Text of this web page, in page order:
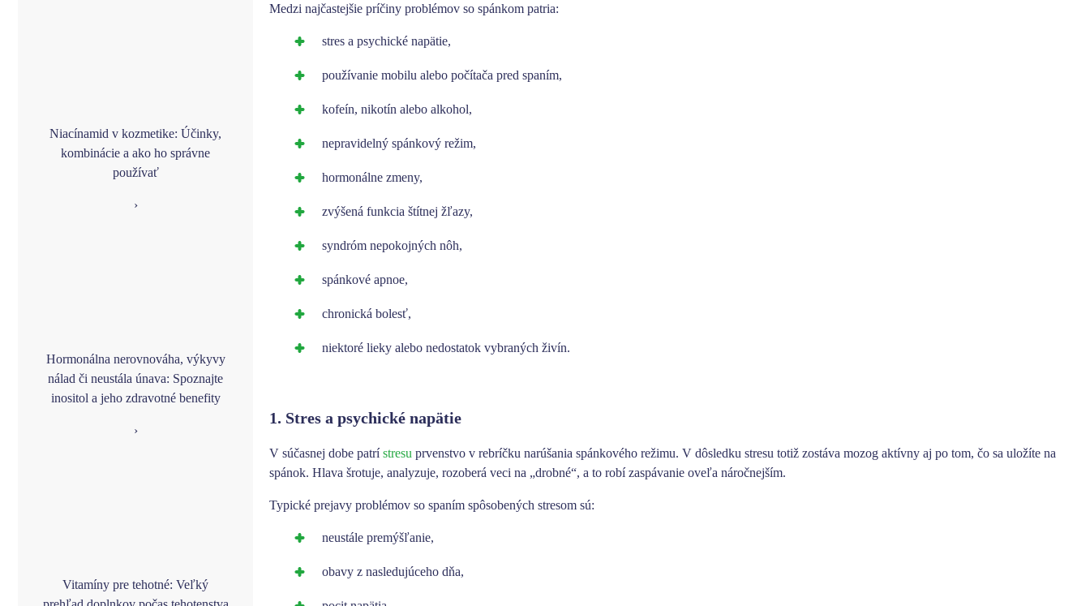
Medzi najčastejšie príčiny problémov so spánkom patria:
stres a psychické napätie,
používanie mobilu alebo počítača pred spaním,
kofeín, nikotín alebo alkohol,
nepravidelný spánkový režim,
hormonálne zmeny,
zvýšená funkcia štítnej žľazy,
syndróm nepokojných nôh,
spánkové apnoe,
chronická bolesť,
niektoré lieky alebo nedostatok vybraných živín.
1. Stres a psychické napätie
V súčasnej dobe patrístresu prvenstvo v rebríčku narúšania spánkového režimu. V dôsledku stresu totiž zostáva mozog aktívny aj po tom, čo sa uložíte na
spánok. Hlava šrotuje, analyzuje, rozoberá veci na „drobné“, a to robí zaspávanie oveľa náročnejším.
Typické prejavy problémov so spaním spôsobených stresom sú:
neustále premýšľanie,
obavy z nasledujúceho dňa,
Niacínamid v kozmetike: Účinky,
kombinácie a ako ho správne
používať
›
Hormonálna nerovnováha, výkyvy
nálad či neustála únava: Spoznajte
inositol a jeho zdravotné benefity
›
Vitamíny pre tehotné: Veľký